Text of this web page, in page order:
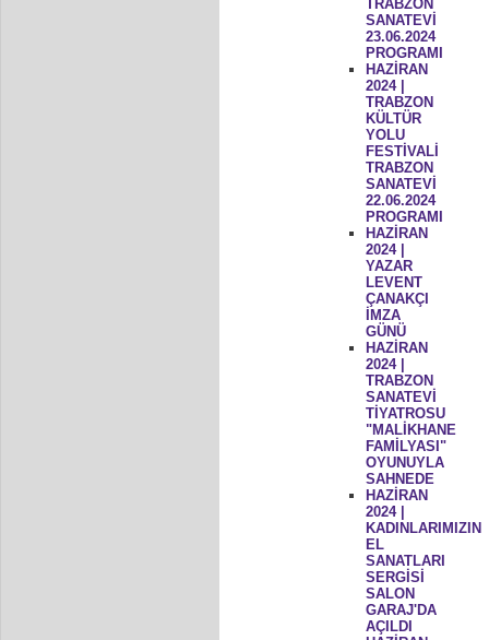
TRABZON
SANATEVİ
23.06.2024
PROGRAMI
HAZİRAN
2024 |
TRABZON
KÜLTÜR
YOLU
FESTİVALİ
TRABZON
SANATEVİ
22.06.2024
PROGRAMI
HAZİRAN
2024 |
YAZAR
LEVENT
ÇANAKÇI
İMZA
GÜNÜ
HAZİRAN
2024 |
TRABZON
SANATEVİ
TİYATROSU
"MALİKHANE
FAMİLYASI"
OYUNUYLA
SAHNEDE
HAZİRAN
2024 |
KADINLARIMIZIN
EL
SANATLARI
SERGİSİ
SALON
GARAJ'DA
AÇILDI